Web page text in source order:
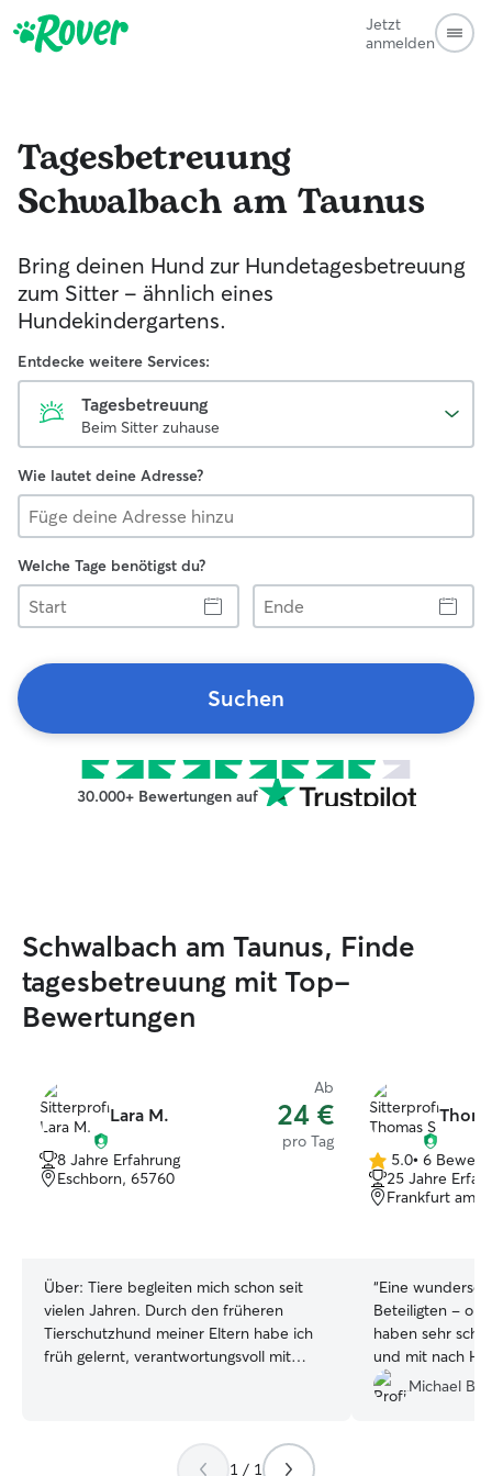
Jetzt
anmelden
Tagesbetreuung
Schwalbach am Taunus
Bring deinen Hund zur Hundetagesbetreuung
zum Sitter - ähnlich eines
Hundekindergartens.
Entdecke weitere Services:
Tagesbetreuung
Beim Sitter zuhause
Wie lautet deine Adresse?
Welche Tage benötigst du?
Start
Ende
Suchen
30.000+ Bewertungen auf
Schwalbach am Taunus, Finde
tagesbetreuung mit Top-
Bewertungen
Lara M.
Ab
24 €
pro Tag
8 Jahre Erfahrung
Eschborn, 65760
Über: Tiere begleiten mich schon seit
vielen Jahren. Durch den früheren
Tierschutzhund meiner Eltern habe ich
früh gelernt, verantwortungsvoll mit
– mehrmals pro Woche bei
Spaziergängen und während des Urlaubs
5.0
von
5
5.0• 6
25 Jahre
Frankfurt am
“Eine
Beteiligten - ob
haben sehr
und mit nach
nachMichael B.
1 / 1